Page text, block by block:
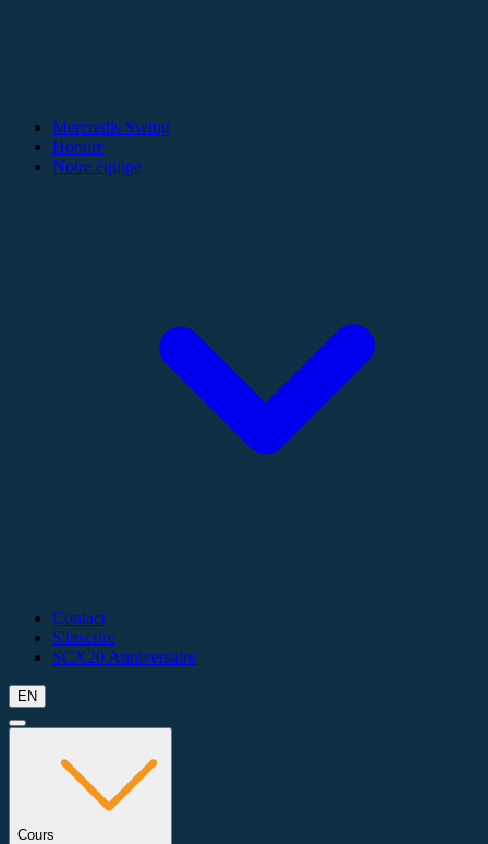
Mercredis Swing
Horaire
Notre équipe
Contact
S'inscrire
SCX20 Anniversaire
EN
Cours